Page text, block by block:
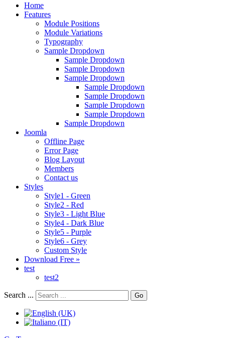
Home
Features
Module Positions
Module Variations
Typography
Sample Dropdown
Sample Dropdown
Sample Dropdown
Sample Dropdown
Sample Dropdown
Sample Dropdown
Sample Dropdown
Sample Dropdown
Sample Dropdown
Joomla
Offline Page
Error Page
Blog Layout
Members
Contact us
Styles
Style1 - Green
Style2 - Red
Style3 - Light Blue
Style4 - Dark Blue
Style5 - Purple
Style6 - Grey
Custom Style
Download Free »
test
test2
Search ... Go